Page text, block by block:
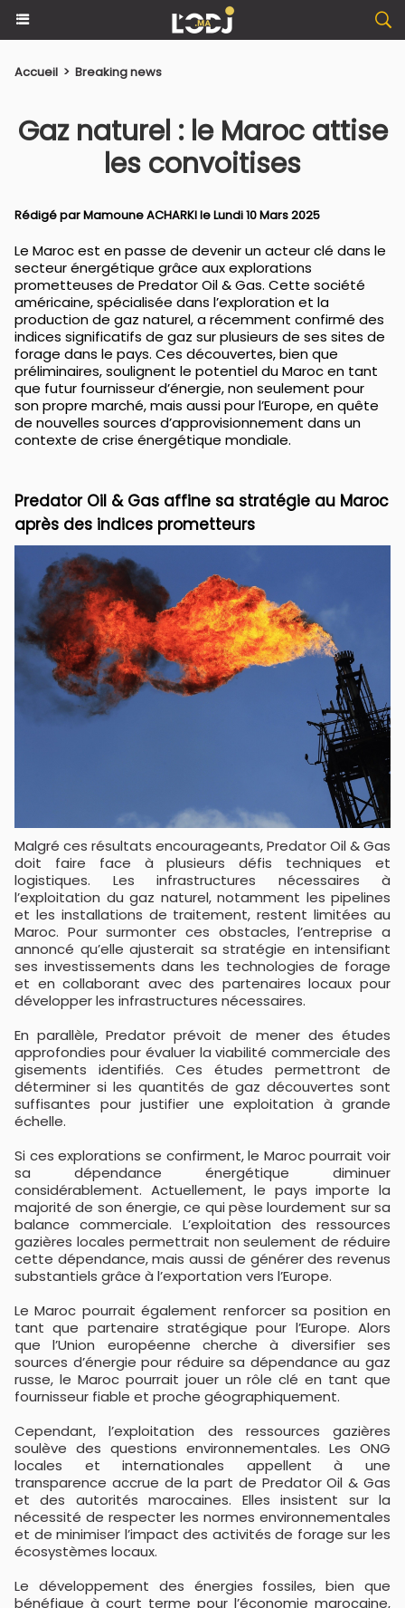
Accueil > Breaking news
Gaz naturel : le Maroc attise
les convoitises
Rédigé parMamoune ACHARKIle Lundi 10 Mars 2025
Le Maroc est en passe de devenir un acteur clé dans le
secteur énergétique grâce aux explorations
prometteuses de Predator Oil & Gas. Cette société
américaine, spécialisée dans l’exploration et la
production de gaz naturel, a récemment confirmé des
indices significatifs de gaz sur plusieurs de ses sites de
forage dans le pays. Ces découvertes, bien que
préliminaires, soulignent le potentiel du Maroc en tant
que futur fournisseur d’énergie, non seulement pour
son propre marché, mais aussi pour l’Europe, en quête
de nouvelles sources d’approvisionnement dans un
contexte de crise énergétique mondiale.
Predator Oil & Gas affine sa stratégie au Maroc
après des indices prometteurs
Malgré ces résultats encourageants, Predator Oil & Gas
doit faire face à plusieurs défis techniques et
logistiques. Les infrastructures nécessaires à
l’exploitation du gaz naturel, notamment les pipelines
et les installations de traitement, restent limitées au
Maroc. Pour surmonter ces obstacles, l’entreprise a
annoncé qu’elle ajusterait sa stratégie en intensifiant
ses investissements dans les technologies de forage
et en collaborant avec des partenaires locaux pour
développer les infrastructures nécessaires.
En parallèle, Predator prévoit de mener des études
approfondies pour évaluer la viabilité commerciale des
gisements identifiés. Ces études permettront de
déterminer si les quantités de gaz découvertes sont
suffisantes pour justifier une exploitation à grande
échelle.
Si ces explorations se confirment, le Maroc pourrait voir
sa dépendance énergétique diminuer
considérablement. Actuellement, le pays importe la
majorité de son énergie, ce qui pèse lourdement sur sa
balance commerciale. L’exploitation des ressources
gazières locales permettrait non seulement de réduire
cette dépendance, mais aussi de générer des revenus
substantiels grâce à l’exportation vers l’Europe.
Le Maroc pourrait également renforcer sa position en
tant que partenaire stratégique pour l’Europe. Alors
que l’Union européenne cherche à diversifier ses
sources d’énergie pour réduire sa dépendance au gaz
russe, le Maroc pourrait jouer un rôle clé en tant que
fournisseur fiable et proche géographiquement.
Cependant, l’exploitation des ressources gazières
soulève des questions environnementales. Les ONG
locales et internationales appellent à une
transparence accrue de la part de Predator Oil & Gas
et des autorités marocaines. Elles insistent sur la
nécessité de respecter les normes environnementales
et de minimiser l’impact des activités de forage sur les
écosystèmes locaux.
Le développement des énergies fossiles, bien que
bénéfique à court terme pour l’économie marocaine,